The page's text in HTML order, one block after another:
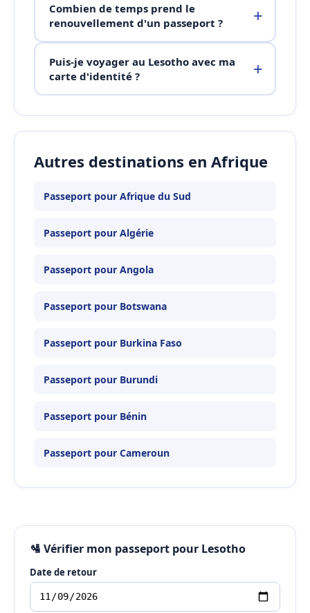
Combien de temps prend le
renouvellement d'un passeport ?
Puis-je voyager au Lesotho avec ma
carte d'identité ?
Autres destinations en Afrique
Passeport pour Afrique du Sud
Passeport pour Algérie
Passeport pour Angola
Passeport pour Botswana
Passeport pour Burkina Faso
Passeport pour Burundi
Passeport pour Bénin
Passeport pour Cameroun
🛂 Vérifier mon passeport pour Lesotho
Date de retour